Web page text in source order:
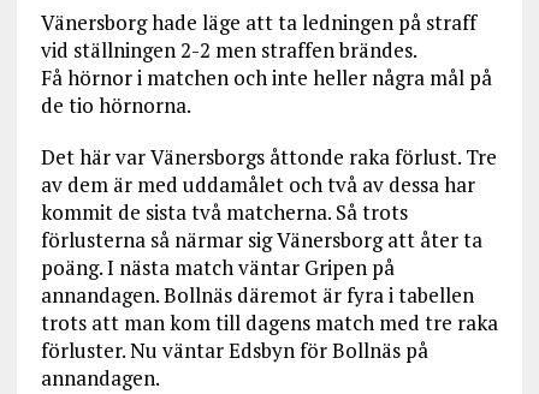
Vänersborg hade läge att ta ledningen på straff
vid ställningen 2-2 men straffen brändes.
Få hörnor i matchen och inte heller några mål på
de tio hörnorna.
Det här var Vänersborgs åttonde raka förlust. Tre
av dem är med uddamålet och två av dessa har
kommit de sista två matcherna. Så trots
förlusterna så närmar sig Vänersborg att åter ta
poäng. I nästa match väntar Gripen på
annandagen. Bollnäs däremot är fyra i tabellen
trots att man kom till dagens match med tre raka
förluster. Nu väntar Edsbyn för Bollnäs på
annandagen.